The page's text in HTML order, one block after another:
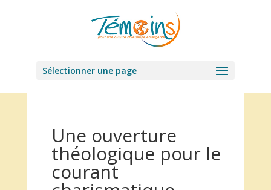
Sélectionner une page
Une ouverture
théologique pour le
courant